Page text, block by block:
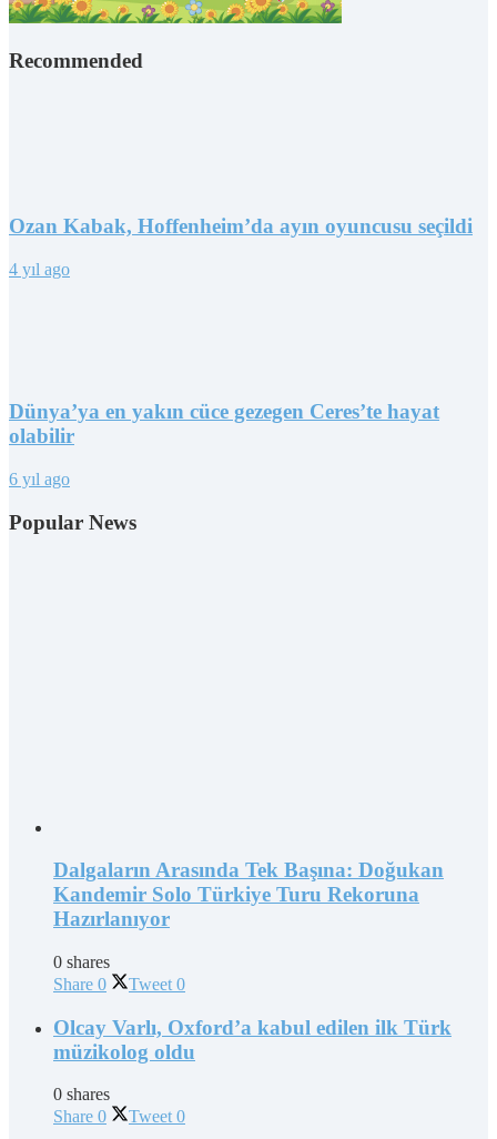
Recommended
Ozan Kabak, Hoffenheim’da ayın oyuncusu seçildi
4 yıl ago
Dünya’ya en yakın cüce gezegen Ceres’te hayat
olabilir
6 yıl ago
Popular News
Dalgaların Arasında Tek Başına: Doğukan
Kandemir Solo Türkiye Turu Rekoruna
Hazırlanıyor
0 shares
Share 0 Tweet 0
Olcay Varlı, Oxford’a kabul edilen ilk Türk
müzikolog oldu
0 shares
Share 0 Tweet 0